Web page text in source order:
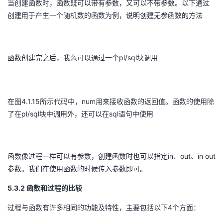
当创建函数时，函数既可以带有参数，又可以不带参数。以下通过
创建用于产生一个随机数的函数为例，说明创建无参函数的方法
函数创建完之后，我么可以通过一个pl/sql块调用
在图4.1.15所示代码中， num用来接收函数的返回值。函数的使用除
了在pl/sql块中调用外，还可以在sql语句中使用
函数像过程一样可以有参数，创建函数时也可以指定in、 out、 in out
参数。我们在使用函数的时候传入参数即可。
5.3.2 函数和过程的比较
过程与函数有许多相同的功能及特性，主要包括以下4个方面：